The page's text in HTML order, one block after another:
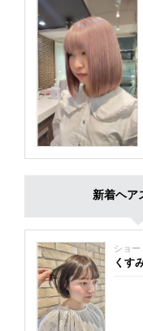
新着ヘア
ショー
くす